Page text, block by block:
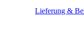
Lieferung &